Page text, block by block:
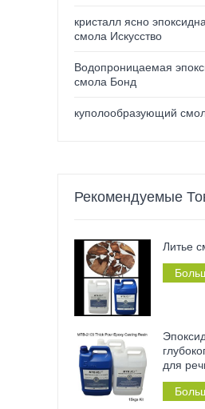
кристалл ясно
смола Искусство
Водопроницаемая
смола Бонд
куполообразующий
Рекомендуемые
Литье
для